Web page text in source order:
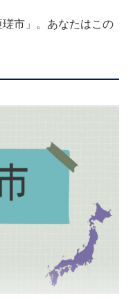
市」。あなたはこの